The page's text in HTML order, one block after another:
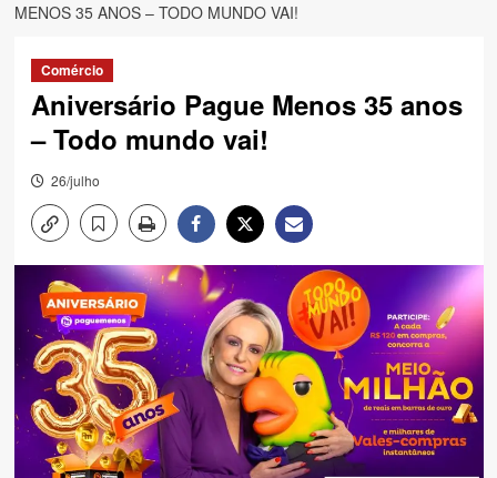
MENOS 35 ANOS – TODO MUNDO VAI!
Comércio
Aniversário Pague Menos 35 anos
– Todo mundo vai!
26/julho